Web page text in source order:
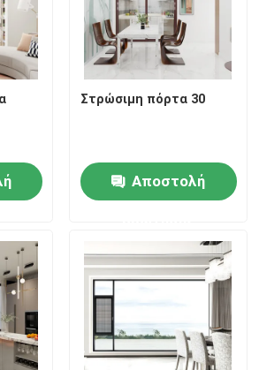
Στρώσιμη πόρτα 30
Αποστολή